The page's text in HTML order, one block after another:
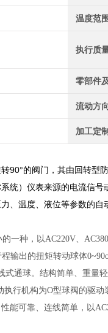
温度范围
执行质
零部件
流动方
加工定制
90°的阀门，其由回转型
统）仪表来源的电流信
、温度、液位等参数的自
一种，以AC220V、
输出的扭矩转动球体
通球。结构简单、重量
执行机构为O型球阀的驱
能可靠、连线简单，以